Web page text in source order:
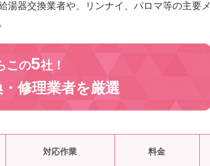
湯器交換業者や、リンナイ、パロマ等の主要メ
この5社！
修理業者を厳選
対応作業 料金